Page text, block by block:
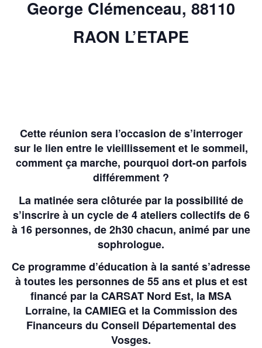
George Clémenceau, 88110
RAON L’ETAPE
Cette réunion sera l’occasion de s’interroger
sur le lien entre le vieillissement et le sommeil,
comment ça marche, pourquoi dort-on parfois
différemment ?
La matinée sera clôturée par la possibilité de
s’inscrire à un cycle de 4 ateliers collectifs de 6
à 16 personnes, de 2h30 chacun, animé par une
sophrologue.
Ce programme d’éducation à la santé s’adresse
à toutes les personnes de 55 ans et plus et est
financé par la CARSAT Nord Est, la MSA
Lorraine, la CAMIEG et la Commission des
Financeurs du Conseil Départemental des
Vosges.